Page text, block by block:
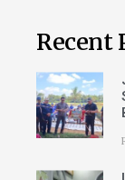
Recent